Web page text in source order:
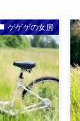
ゲゲゲの女房